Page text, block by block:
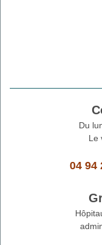
Du
Le
04 94